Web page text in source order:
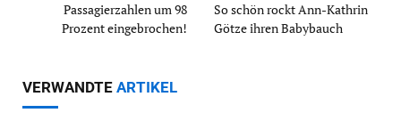
Passagierzahlen um 98
Prozent eingebrochen!
So schön rockt Ann-Kathrin
Götze ihren Babybauch
VERWANDTE ARTIKEL